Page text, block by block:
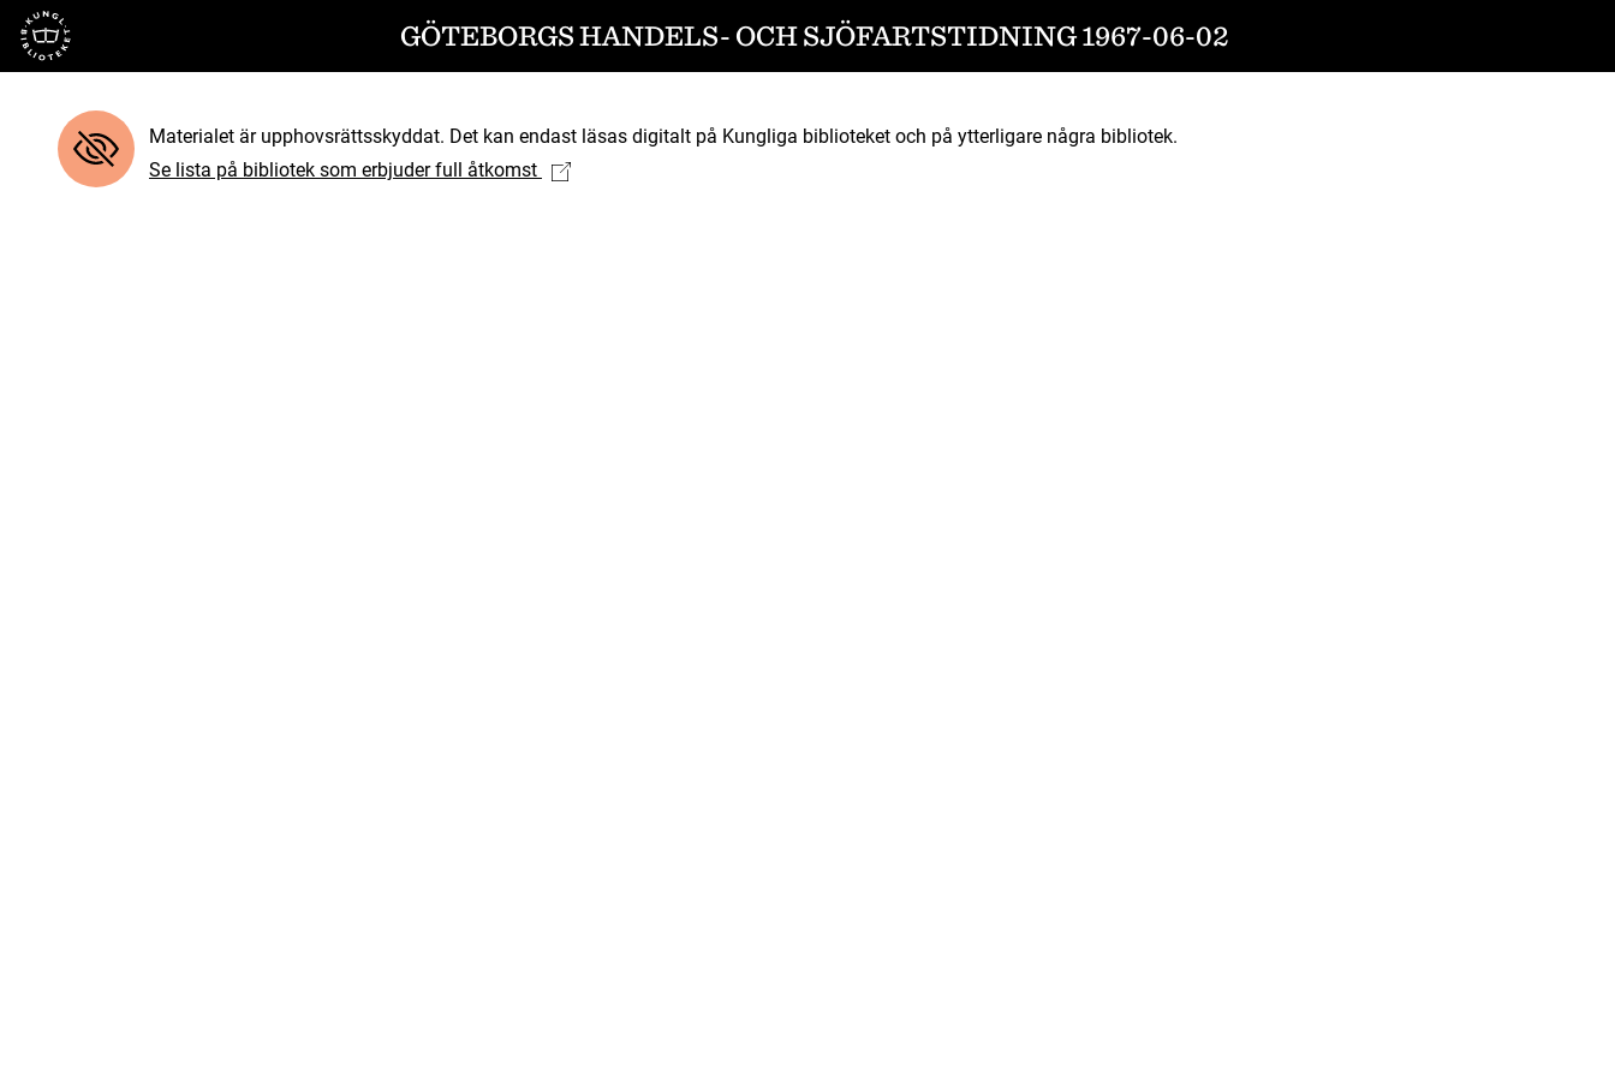
Till startsidan GÖTEBORGS HANDELS- OCH SJÖFARTSTIDNING 1967-06-02
Materialet är upphovsrättsskyddat. Det kan endast läsas digitalt på Kungliga biblioteket och på ytterligare några bibliotek.
Se lista på bibliotek som erbjuder full åtkomst